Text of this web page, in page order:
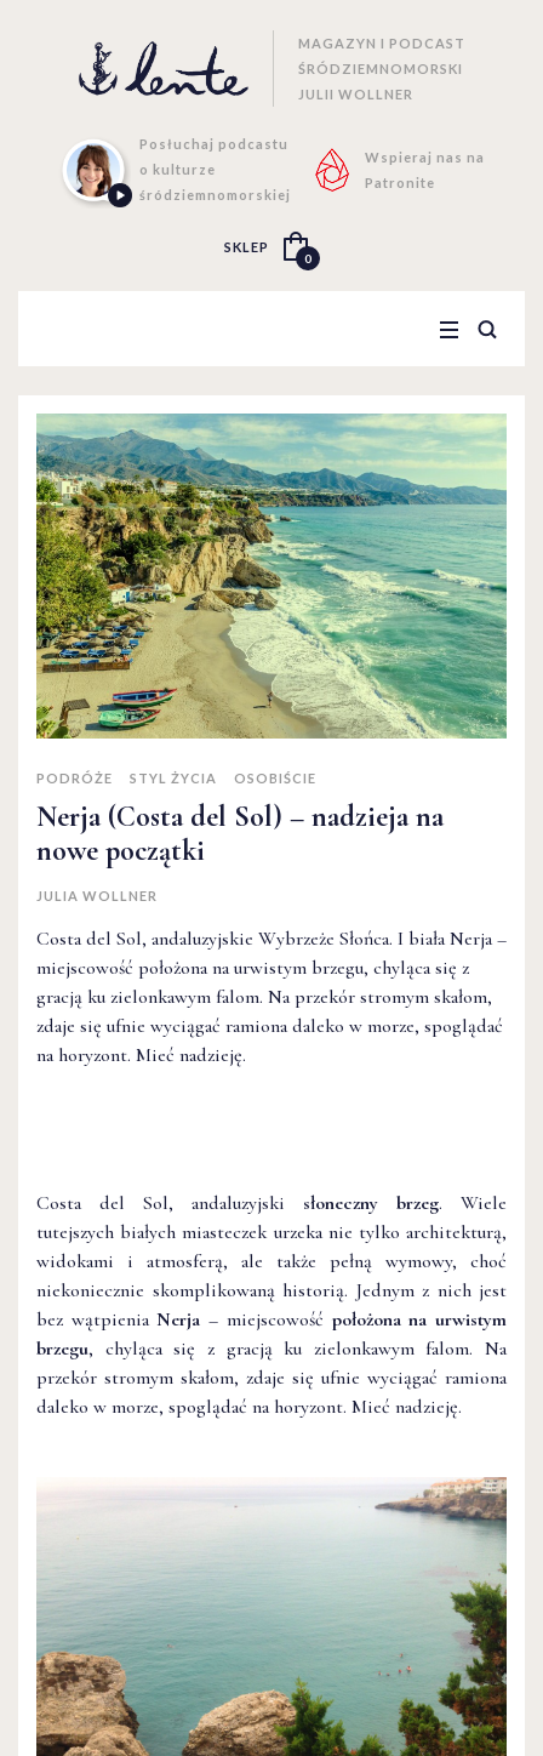
MAGAZYN I PODCAST
ŚRÓDZIEMNOMORSKI
JULII WOLLNER
Posłuchaj podcastu
o kulturze
śródziemnomorskiej
Wspieraj nas na
Patronite
SKLEP
0
PODRÓŻE STYL ŻYCIA OSOBIŚCIE
Nerja (Costa del Sol) – nadzieja na
nowe początki
JULIA WOLLNER
Costa del Sol, andaluzyjskie Wybrzeże Słońca. I biała Nerja –
miejscowość położona na urwistym brzegu, chyląca się z
gracją ku zielonkawym falom. Na przekór stromym skałom,
zdaje się ufnie wyciągać ramiona daleko w morze, spoglądać
na horyzont. Mieć nadzieję.
Costa del Sol, andaluzyjski słoneczny brzeg. Wiele
tutejszych białych miasteczek urzeka nie tylko architekturą,
widokami i atmosferą, ale także pełną wymowy, choć
niekoniecznie skomplikowaną historią. Jednym z nich jest
bez wątpieniaNerja – miejscowość położona na urwistym
brzegu, chyląca się z gracją ku zielonkawym falom. Na
przekór stromym skałom, zdaje się ufnie wyciągać ramiona
daleko w morze, spoglądać na horyzont. Mieć nadzieję.